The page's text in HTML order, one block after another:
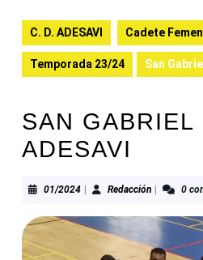
C. D. ADESAVI Cadete
Temporada 23/24 San
SAN GABRIEL
ADESAVI
01/202401/2024RedacciónRedacción
0